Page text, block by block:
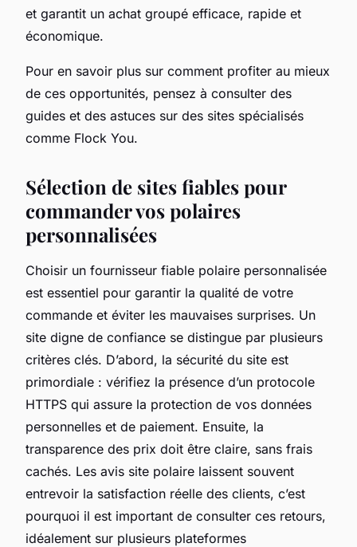
et garantit un achat groupé efficace, rapide et
économique.
Pour en savoir plus sur comment profiter au mieux
de ces opportunités, pensez à consulter des
guides et des astuces sur des sites spécialisés
comme Flock You.
Sélection de sites fiables pour
commander vos polaires
personnalisées
Choisir un fournisseur fiable polaire personnalisée
est essentiel pour garantir la qualité de votre
commande et éviter les mauvaises surprises. Un
site digne de confiance se distingue par plusieurs
critères clés. D’abord, la sécurité du site est
primordiale : vérifiez la présence d’un protocole
HTTPS qui assure la protection de vos données
personnelles et de paiement. Ensuite, la
transparence des prix doit être claire, sans frais
cachés. Les avis site polaire laissent souvent
entrevoir la satisfaction réelle des clients, c’est
pourquoi il est important de consulter ces retours,
idéalement sur plusieurs plateformes